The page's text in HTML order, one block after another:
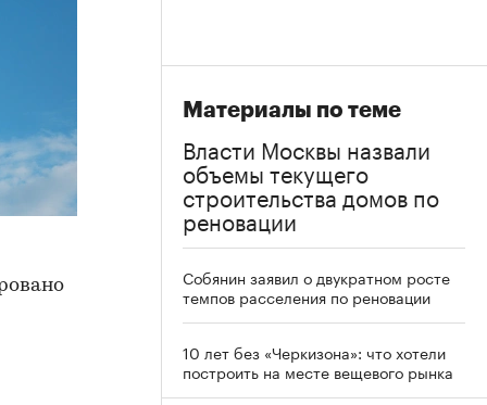
Материалы по теме
Власти Москвы назвали
объемы текущего
строительства домов по
реновации
Собянин заявил о двукратном росте
темпов расселения по реновации
10 лет без «Черкизона»: что хотели
построить на месте вещевого рынка